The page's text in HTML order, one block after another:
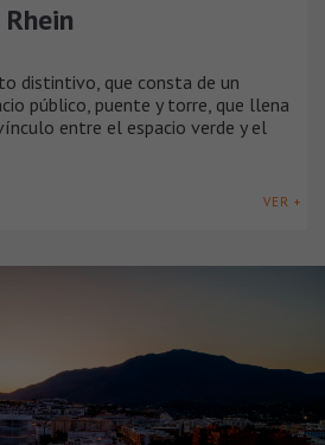
distintivo, que consta de un
público, puente y torre, que llena
entre el espacio verde y el
VER +